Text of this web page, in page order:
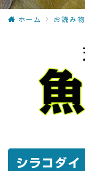
ホーム お読み物
シラコダイ